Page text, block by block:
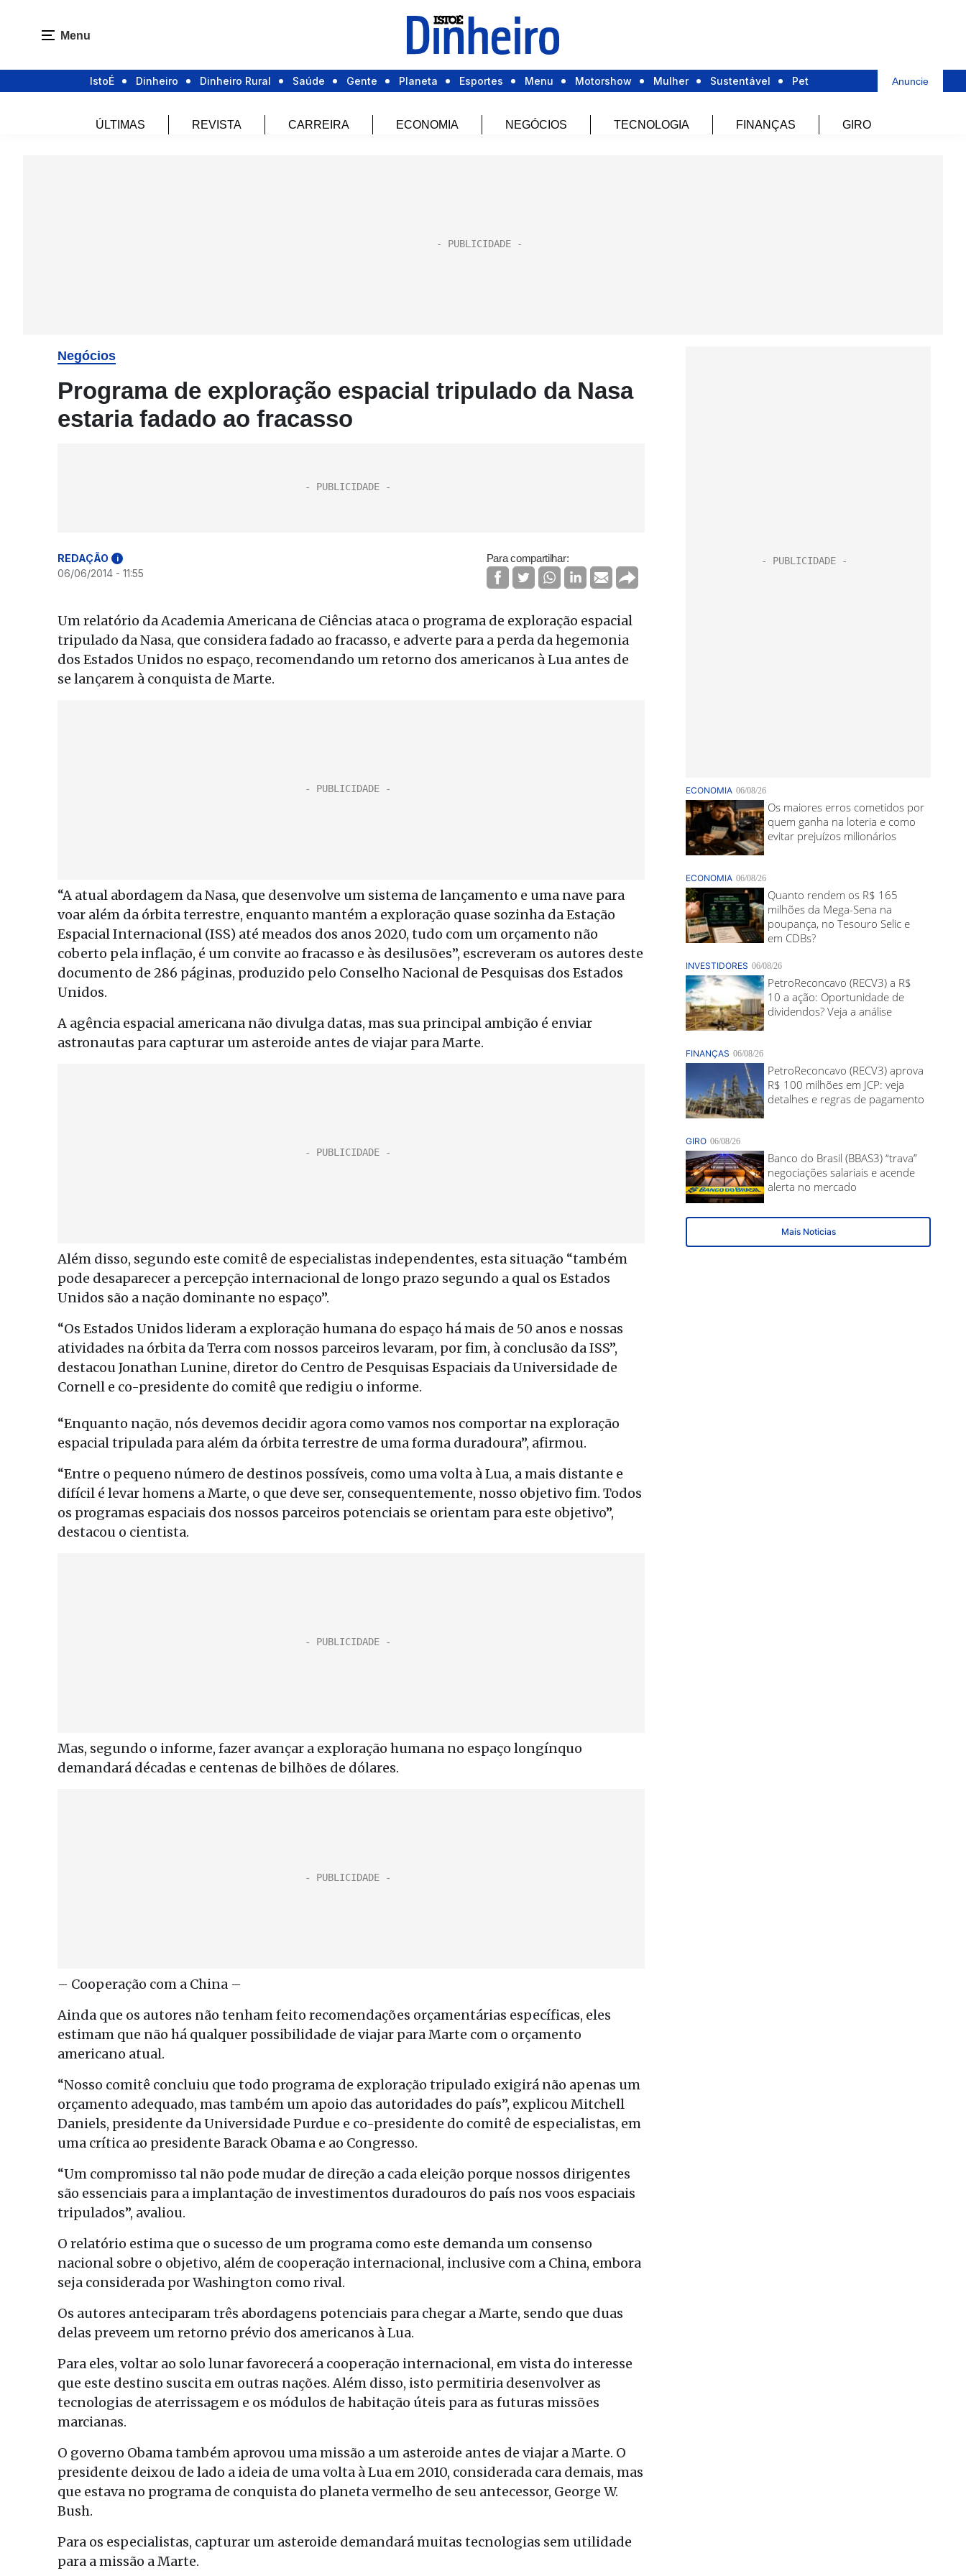
Menu
IstoÉ Dinheiro Dinheiro Rural Saúde Gente Planeta Esportes Menu Motorshow Mulher Sustentável Pet Anuncie
ÚLTIMAS REVISTA CARREIRA ECONOMIA NEGÓCIOS TECNOLOGIA FINANÇAS GIRO
Negócios
Programa de exploração espacial tripulado da Nasa
estaria fadado ao fracasso
REDAÇÃO i
06/06/2014 - 11:55
Para compartilhar:
Um relatório da Academia Americana de Ciências ataca o programa de exploração espacial
tripulado da Nasa, que considera fadado ao fracasso, e adverte para a perda da hegemonia
dos Estados Unidos no espaço, recomendando um retorno dos americanos à Lua antes de
se lançarem à conquista de Marte.
“A atual abordagem da Nasa, que desenvolve um sistema de lançamento e uma nave para
voar além da órbita terrestre, enquanto mantém a exploração quase sozinha da Estação
Espacial Internacional (ISS) até meados dos anos 2020, tudo com um orçamento não
coberto pela inflação, é um convite ao fracasso e às desilusões”, escreveram os autores deste
documento de 286 páginas, produzido pelo Conselho Nacional de Pesquisas dos Estados
Unidos.
A agência espacial americana não divulga datas, mas sua principal ambição é enviar
astronautas para capturar um asteroide antes de viajar para Marte.
Além disso, segundo este comitê de especialistas independentes, esta situação “também
pode desaparecer a percepção internacional de longo prazo segundo a qual os Estados
Unidos são a nação dominante no espaço”.
“Os Estados Unidos lideram a exploração humana do espaço há mais de 50 anos e nossas
atividades na órbita da Terra com nossos parceiros levaram, por fim, à conclusão da ISS”,
destacou Jonathan Lunine, diretor do Centro de Pesquisas Espaciais da Universidade de
Cornell e co-presidente do comitê que redigiu o informe.
“Enquanto nação, nós devemos decidir agora como vamos nos comportar na exploração
espacial tripulada para além da órbita terrestre de uma forma duradoura”, afirmou.
“Entre o pequeno número de destinos possíveis, como uma volta à Lua, a mais distante e
difícil é levar homens a Marte, o que deve ser, consequentemente, nosso objetivo fim. Todos
os programas espaciais dos nossos parceiros potenciais se orientam para este objetivo”,
destacou o cientista.
Mas, segundo o informe, fazer avançar a exploração humana no espaço longínquo
demandará décadas e centenas de bilhões de dólares.
– Cooperação com a China –
Ainda que os autores não tenham feito recomendações orçamentárias específicas, eles
estimam que não há qualquer possibilidade de viajar para Marte com o orçamento
americano atual.
“Nosso comitê concluiu que todo programa de exploração tripulado exigirá não apenas um
orçamento adequado, mas também um apoio das autoridades do país”, explicou Mitchell
Daniels, presidente da Universidade Purdue e co-presidente do comitê de especialistas, em
uma crítica ao presidente Barack Obama e ao Congresso.
“Um compromisso tal não pode mudar de direção a cada eleição porque nossos dirigentes
são essenciais para a implantação de investimentos duradouros do país nos voos espaciais
tripulados”, avaliou.
O relatório estima que o sucesso de um programa como este demanda um consenso
nacional sobre o objetivo, além de cooperação internacional, inclusive com a China, embora
seja considerada por Washington como rival.
Os autores anteciparam três abordagens potenciais para chegar a Marte, sendo que duas
delas preveem um retorno prévio dos americanos à Lua.
Para eles, voltar ao solo lunar favorecerá a cooperação internacional, em vista do interesse
que este destino suscita em outras nações. Além disso, isto permitiria desenvolver as
tecnologias de aterrissagem e os módulos de habitação úteis para as futuras missões
marcianas.
O governo Obama também aprovou uma missão a um asteroide antes de viajar a Marte. O
presidente deixou de lado a ideia de uma volta à Lua em 2010, considerada cara demais, mas
que estava no programa de conquista do planeta vermelho de seu antecessor, George W.
Bush.
Para os especialistas, capturar um asteroide demandará muitas tecnologias sem utilidade
para a missão a Marte.